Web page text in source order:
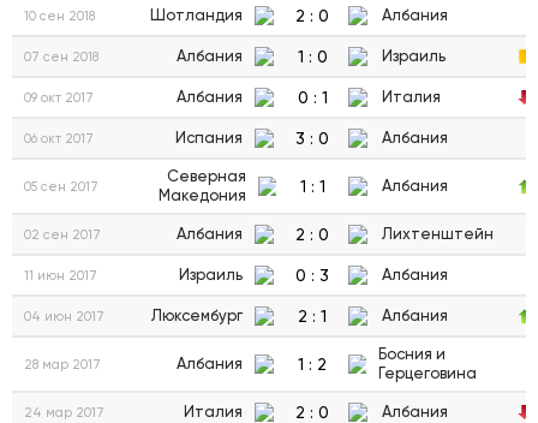
10 сен 2018 Шотландия 2 : 0 Албания
07 сен 2018 Албания 1 : 0 Израиль
09 окт 2017 Албания 0 : 1 Италия
06 окт 2017 Испания 3 : 0 Албания
05 сен 2017
Северная
Македония
1 : 1 Албания
02 сен 2017 Албания 2 : 0 Лихтенштейн
11 июн 2017 Израиль 0 : 3 Албания
04 июн 2017 Люксембург 2 : 1 Албания
28 мар 2017 Албания 1 : 2
Босния и
Герцеговина
24 мар 2017 Италия 2 : 0 Албания